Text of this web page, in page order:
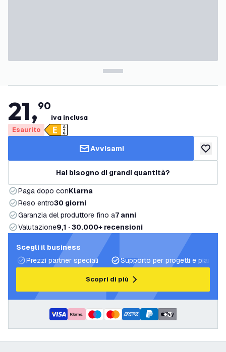
21,90
iva inclusa
Esaurito
Avvisami
Hai bisogno di grandi quantità?
Paga dopo conKlarna
Reso entro30 giorni
Garanzia del produttore fino a7 anni
Valutazione9,1 · 30.000+ recensioni
Scegli il business
Prezzi partner speciali
Supporto per progetti e piani di
Scopri di più
+3